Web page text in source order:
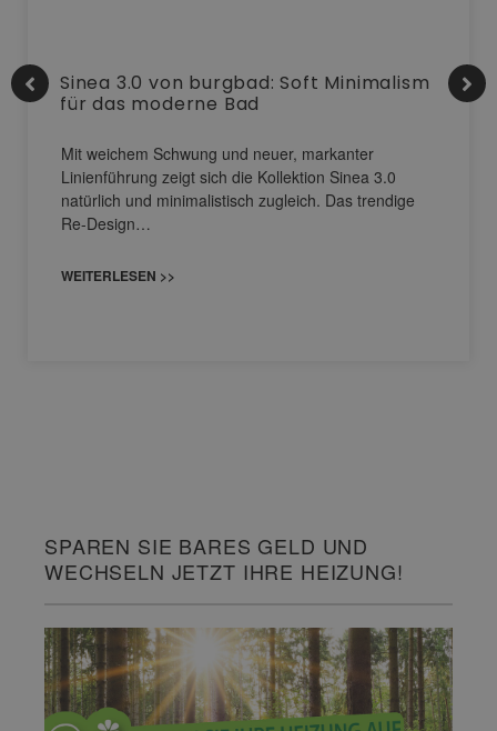
Sinea 3.0 von burgbad: Soft Minimalism
für das moderne Bad
Mit weichem Schwung und neuer, markanter
Linienführung zeigt sich die Kollektion Sinea 3.0
natürlich und minimalistisch zugleich. Das trendige
Re-Design…
WEITERLESEN >>
SPAREN SIE BARES GELD UND
WECHSELN JETZT IHRE HEIZUNG!